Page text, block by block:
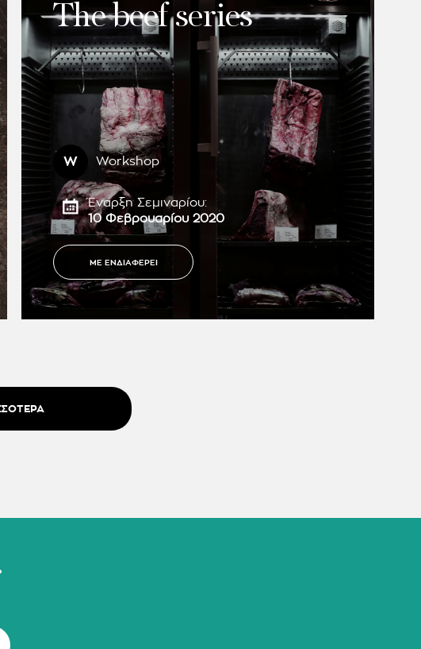
The beef series
W Workshop
Έναρξη Σεμιναρίου:
10 Φεβρουαρίου 2020
ΜΕ ΕΝΔΙΑΦΕΡΕΙ